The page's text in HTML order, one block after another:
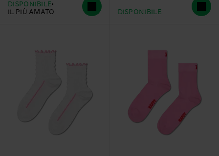
DISPONIBILE
IL PIÙ AMATO
DISPONIBILE